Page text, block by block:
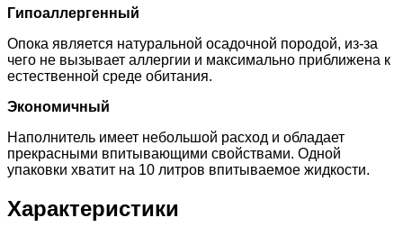
Гипоаллергенный
Опока является натуральной осадочной породой, из-за
чего не вызывает аллергии и максимально приближена к
естественной среде обитания.
Экономичный
Наполнитель имеет небольшой расход и обладает
прекрасными впитывающими свойствами. Одной
упаковки хватит на 10 литров впитываемое жидкости.
Характеристики